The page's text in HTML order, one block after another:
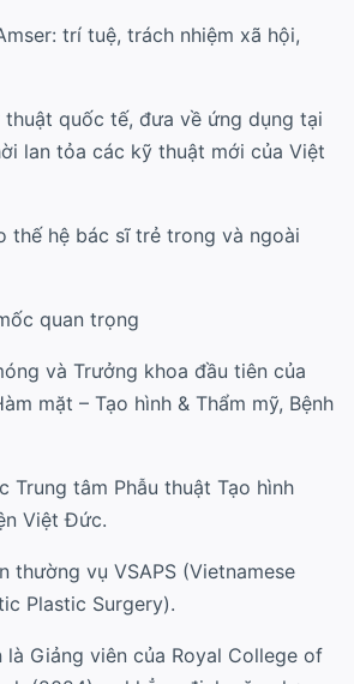
trí tuệ, trách nhiệm xã hội,
quốc tế, đưa về ứng dụng tại
lan tỏa các kỹ thuật mới của Việt
thế hệ bác sĩ trẻ trong và ngoài
quan trọng
và Trưởng khoa đầu tiên của
mặt – Tạo hình & Thẩm mỹ, Bệnh
Trung tâm Phẫu thuật Tạo hình
Việt Đức.
thường vụ VSAPS (Vietnamese
Plastic Surgery).
Giảng viên của Royal College of